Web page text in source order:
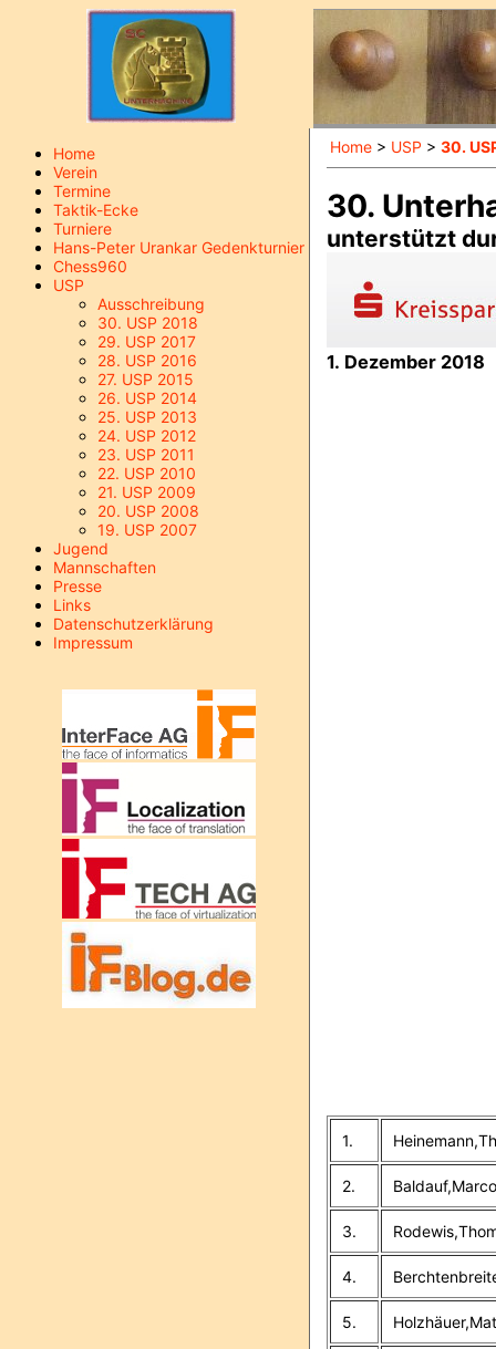
Home
Verein
Termine
Taktik-Ecke
Turniere
Hans-Peter Urankar Gedenkturnier
Chess960
USP
Ausschreibung
30. USP 2018
29. USP 2017
28. USP 2016
27. USP 2015
26. USP 2014
25. USP 2013
24. USP 2012
23. USP 2011
22. USP 2010
21. USP 2009
20. USP 2008
19. USP 2007
Jugend
Mannschaften
Presse
Links
Datenschutzerklärung
Impressum
Home > USP > 30.
30.
unterstützt
1. Dezember 2018
1.
2. Baldauf,Marco
3.
4.
5.